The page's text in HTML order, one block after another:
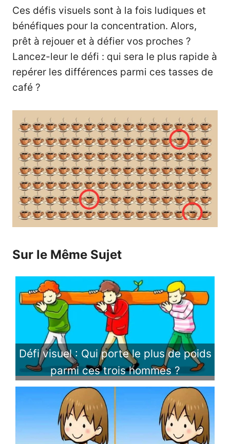
Ces défis visuels sont à la fois ludiques et
bénéfiques pour la concentration. Alors,
prêt à rejouer et à défier vos proches ?
Lancez-leur le défi : qui sera le plus rapide à
repérer les différences parmi ces tasses de
café ?
Sur le Même Sujet
Défi visuel : Qui porte le plus de poids
parmi ces trois hommes ?